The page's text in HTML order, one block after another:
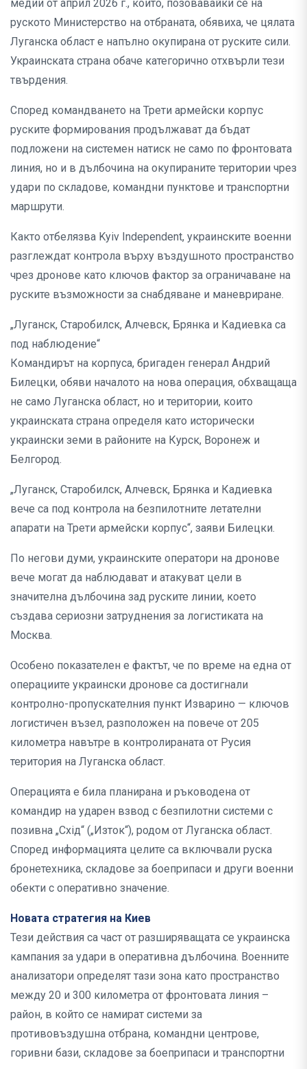
медии от април 2026 г., които, позовавайки се на
руското Министерство на отбраната, обявиха, че цялата
Луганска област е напълно окупирана от руските сили.
Украинската страна обаче категорично отхвърли тези
твърдения.
Според командването на Трети армейски корпус
руските формирования продължават да бъдат
подложени на системен натиск не само по фронтовата
линия, но и в дълбочина на окупираните територии чрез
удари по складове, командни пунктове и транспортни
маршрути.
Както отбелязва Kyiv Independent, украинските военни
разглеждат контрола върху въздушното пространство
чрез дронове като ключов фактор за ограничаване на
руските възможности за снабдяване и маневриране.
„Луганск, Старобилск, Алчевск, Брянка и Кадиевка са
под наблюдение“
Командирът на корпуса, бригаден генерал Андрий
Билецки, обяви началото на нова операция, обхващаща
не само Луганска област, но и територии, които
украинската страна определя като исторически
украински земи в районите на Курск, Воронеж и
Белгород.
„Луганск, Старобилск, Алчевск, Брянка и Кадиевка
вече са под контрола на безпилотните летателни
апарати на Трети армейски корпус“, заяви Билецки.
По негови думи, украинските оператори на дронове
вече могат да наблюдават и атакуват цели в
значителна дълбочина зад руските линии, което
създава сериозни затруднения за логистиката на
Москва.
Особено показателен е фактът, че по време на една от
операциите украински дронове са достигнали
контролно-пропускателния пункт Изварино — ключов
логистичен възел, разположен на повече от 205
километра навътре в контролираната от Русия
територия на Луганска област.
Операцията е била планирана и ръководена от
командир на ударен взвод с безпилотни системи с
позивна „Схід“ („Изток“), родом от Луганска област.
Според информацията целите са включвали руска
бронетехника, складове за боеприпаси и други военни
обекти с оперативно значение.
Новата стратегия на Киев
Тези действия са част от разширяващата се украинска
кампания за удари в оперативна дълбочина. Военните
анализатори определят тази зона като пространство
между 20 и 300 километра от фронтовата линия –
район, в който се намират системи за
противовъздушна отбрана, командни центрове,
горивни бази, складове за боеприпаси и транспортни